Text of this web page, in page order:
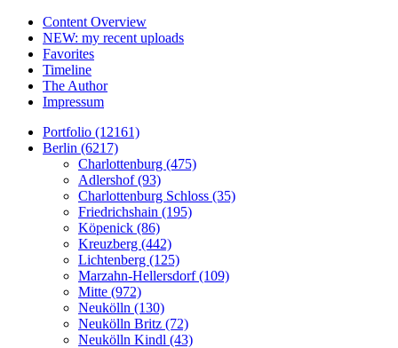
Content Overview
NEW: my recent uploads
Favorites
Timeline
The Author
Impressum
Portfolio (12161)
Berlin (6217)
Charlottenburg (475)
Adlershof (93)
Charlottenburg Schloss (35)
Friedrichshain (195)
Köpenick (86)
Kreuzberg (442)
Lichtenberg (125)
Marzahn-Hellersdorf (109)
Mitte (972)
Neukölln (130)
Neukölln Britz (72)
Neukölln Kindl (43)